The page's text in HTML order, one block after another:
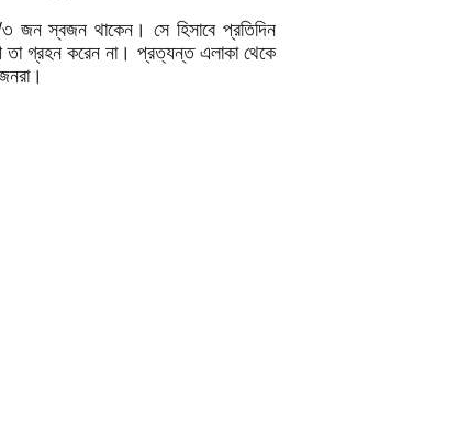
৩ জন স্বজন থাকেন। সে হিসাবে প্রতিদিন
তা গ্রহন করেন না। প্রত্যন্ত এলাকা থেকে